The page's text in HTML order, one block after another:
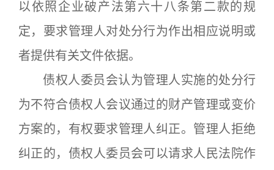
以依照企业破产法第六十八条第二款的规
定，要求管理人对处分行为作出相应说明或
者提供有关文件依据。
债权人委员会认为管理人实施的处分行
为不符合债权人会议通过的财产管理或变价
方案的，有权要求管理人纠正。管理人拒绝
纠正的，债权人委员会可以请求人民法院作